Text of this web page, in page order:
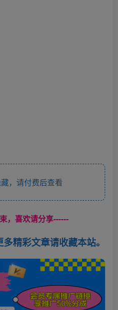
，请付费后查看
，喜欢请分享------
精彩文章请收藏本站。